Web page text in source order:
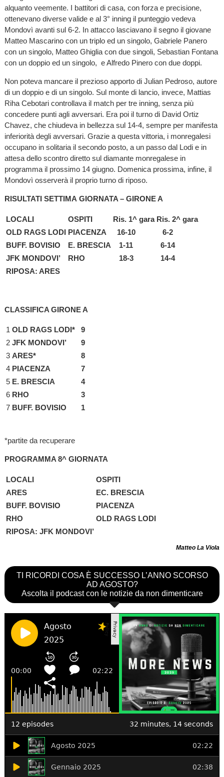
alquanto veemente. I battitori di casa, con forza e precisione,
ottenevano diverse valide e al 3° inning il punteggio vedeva
Mondovì avanti sul 6-2. In attacco lasciavano il segno il giovane
Matteo Mascarino con un triplo ed un singolo, Gabriele Panero
con un singolo, Matteo Ghiglia con due singoli, Sebastian Fontana
con un doppio ed un singolo, e Alfredo Pinero con due doppi.
Non poteva mancare il prezioso apporto di Julian Pedroso, autore
di un doppio e di un singolo. Sul monte di lancio, invece, Mattias
Riha Cebotari controllava il match per tre inning, senza più
concedere punti agli avversari. Era poi il turno di David Ortiz
Chavez, che chiudeva in bellezza sul 14-4, sempre per manifesta
inferiorità degli avversari. Grazie a questa vittoria, i monregalesi
occupano in solitaria il secondo posto, a un passo dal Lodi e in
attesa dello scontro diretto sul diamante monregalese in
programma il prossimo 14 giugno. Domenica prossima, infine, il
Mondovì osserverà il proprio turno di riposo.
RISULTATI SETTIMA GIORNATA – GIRONE A
LOCALI OSPITI Ris. 1^ gara Ris. 2^ gara
OLD RAGS LODI PIACENZA 16-10
6-2
BUFF. BOVISIO
E. BRESCIA 1-11
6-14
JFK MONDOVI’
RHO 18-3
14-4
RIPOSA: ARES
CLASSIFICA GIRONE A
1 OLD RAGS LODI*
9
2 JFK MONDOVI’
9
3 ARES*
8
4 PIACENZA
7
5 E. BRESCIA
4
6 RHO
3
7 BUFF. BOVISIO 1
*partite da recuperare
PROGRAMMA 8^ GIORNATA
LOCALI
OSPITI
ARES
EC. BRESCIA
BUFF. BOVISIO
PIACENZA
RHO
OLD RAGS LODI
RIPOSA: JFK MONDOVI’
Matteo La Viola
TI RICORDI COSA È SUCCESSO L’ANNO SCORSO
AD AGOSTO?
Ascolta il podcast con le notizie da non dimenticare